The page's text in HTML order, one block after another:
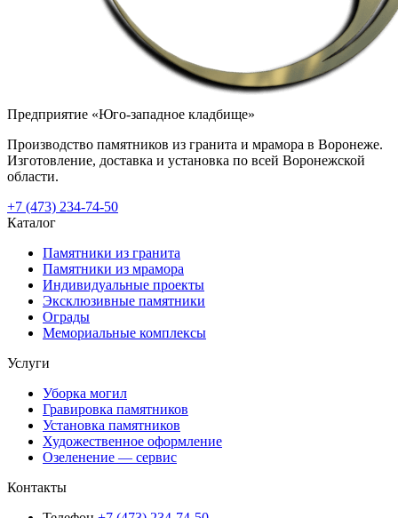
Предприятие «Юго-западное кладбище»
Производство памятников из гранита и мрамора в Воронеже.
Изготовление, доставка и установка по всей Воронежской
области.
+7 (473) 234-74-50
Каталог
Памятники из гранита
Памятники из мрамора
Индивидуальные проекты
Эксклюзивные памятники
Ограды
Мемориальные комплексы
Услуги
Уборка могил
Гравировка памятников
Установка памятников
Художественное оформление
Озеленение — сервис
Контакты